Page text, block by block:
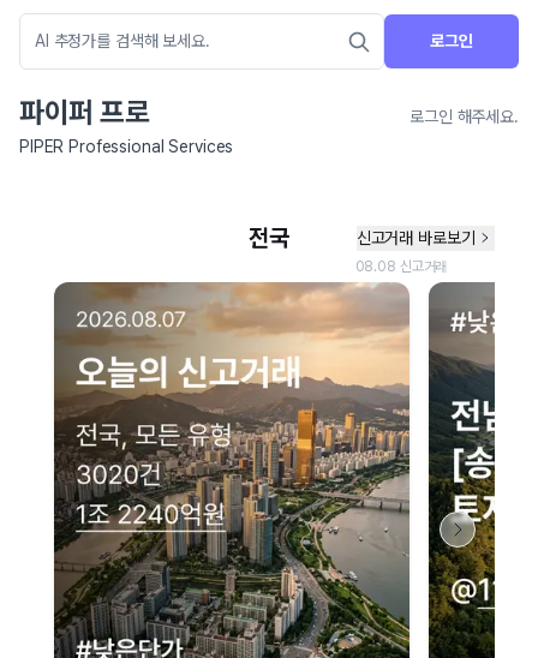
로그인
파이퍼 프로
로그인 해주세요.
PIPER Professional Services
네이버 지도 연결 안내
현재 네이버 지도 연결이 원활하지 않아 지도를 불러올 수 없습니다.
이용에 불편을 드려 죄송합니다.
다시 시도